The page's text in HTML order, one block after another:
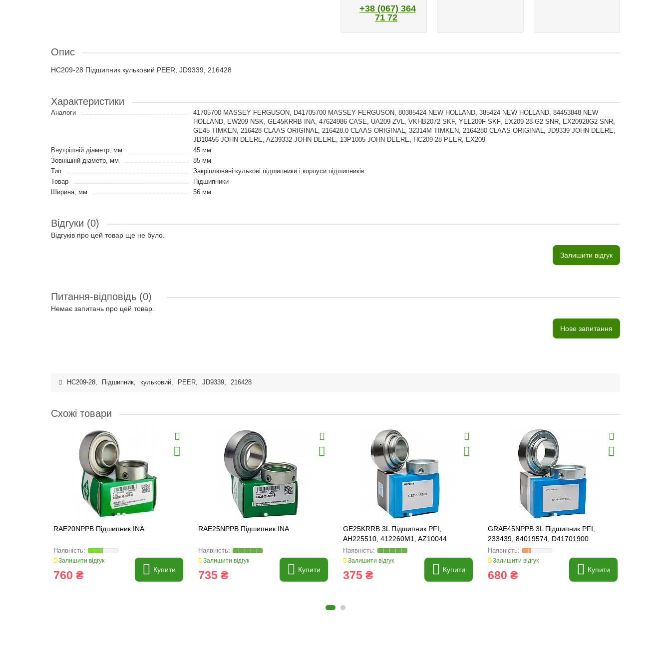
+38 (067) 364
71 72
Опис
HC209-28 Підшипник кульковий PEER, JD9339, 216428
Характеристики
Аналоги
41705700 MASSEY FERGUSON, D41705700 MASSEY FERGUSON, 80385424 NEW HOLLAND, 385424 NEW HOLLAND, 84453848 NEW
HOLLAND, EW209 NSK, GE45KRRB INA, 47624986 CASE, UA209 ZVL, VKHB2072 SKF, YEL209F SKF, EX209-28 G2 SNR, EX20928G2 SNR,
GE45 TIMKEN, 216428 CLAAS ORIGINAL, 216428.0 CLAAS ORIGINAL, 32314M TIMKEN, 2164280 CLAAS ORIGINAL, JD9339 JOHN DEERE,
JD10456 JOHN DEERE, AZ39332 JOHN DEERE, 13P1005 JOHN DEERE, HC209-28 PEER, EX209
Внутрішній діаметр, мм
45 мм
Зовнішній діаметр, мм
85 мм
Тип
Закріплювані кулькові підшипники і корпуси підшипників
Товар
Підшипники
Ширина, мм
56 мм
Відгуки (0)
Відгуків про цей товар ще не було.
Залишити відгук
Питання-відповідь (0)
Немає запитань про цей товар.
Нове запитання
HC209-28, Підшипник, кульковий, PEER, JD9339, 216428
Схожі товари
RAE20NPPB Підшипник INA
Залишити відгук
760 ₴ Купити
RAE25NPPB Підшипник INA
Залишити відгук
735 ₴ Купити
GE25KRRB 3L Підшипник PFI,
AH225510, 412260M1, AZ10044
Залишити відгук
375 ₴ Купити
GRAE45NPPB 3L Підшипник PFI,
233439, 84019574, D41701900
Залишити відгук
680 ₴ Купити